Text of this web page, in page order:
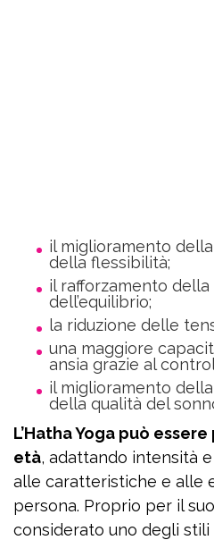
il miglioramento
della flessibilità;
il rafforzamento
dell’equilibrio;
la riduzione delle
una maggiore
ansia grazie al
il miglioramento
della qualità del
L’Hatha Yoga può
età, adattando intensità
alle caratteristiche e alle
persona. Proprio per il
considerato uno degli